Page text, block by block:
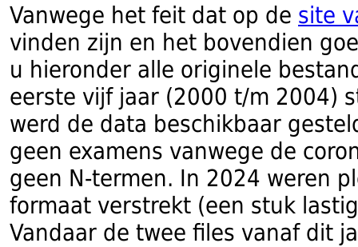
Vanwege het feit dat op de site
vinden zijn en het bovendien
u hieronder alle originele
eerste vijf jaar (2000 t/m 2004)
werd de data beschikbaar
geen examens vanwege de
geen N-termen. In 2024 weren
formaat verstrekt (een stuk
Vandaar de twee files vanaf dit